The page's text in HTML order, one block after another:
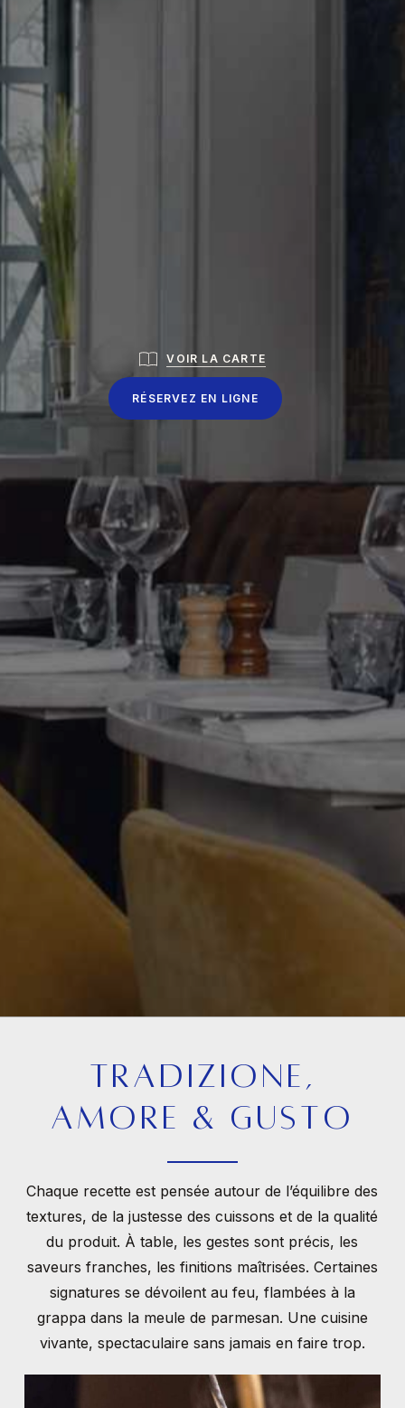
VOIR LA CARTE
RÉ SERVE Z EN LIGN E
T RA D Z O N E ,
AMO R E & G USTO
Chaque recette est pensée autour de l’équilibre des
textures, de la justesse des cuissons et de la qualité
du produit. À table, les gestes sont précis, les
saveurs franches, les finitions maîtrisées. Certaines
signatures se dévoilent au feu, flambées à la
grappa dans la meule de parmesan. Une cuisine
vivante, spectaculaire sans jamais en faire trop.